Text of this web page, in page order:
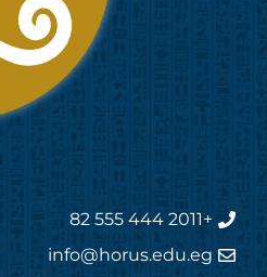
+2011 444 555 82
info@horus.edu.eg